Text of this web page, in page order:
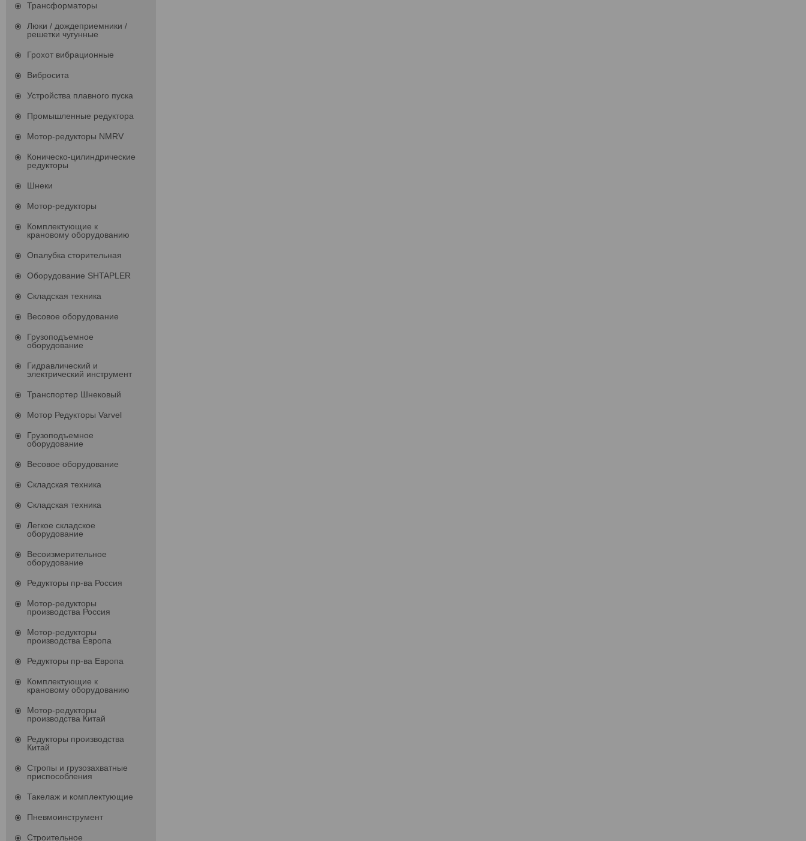
Трансформаторы
Люки / дождеприемники /
решетки чугунные
Грохот вибрационные
Вибросита
Устройства плавного пуска
Промышленные редуктора
Мотор-редукторы NMRV
Коническо-цилиндрические
редукторы
Шнеки
Мотор-редукторы
Комплектующие к
крановому оборудованию
Опалубка сторительная
Оборудование SHTAPLER
Складская техника
Весовое оборудование
Грузоподъемное
оборудование
Гидравлический и
электрический инструмент
Транспортер Шнековый
Мотор Редукторы Varvel
Грузоподъемное
оборудование
Весовое оборудование
Складская техника
Складская техника
Легкое складское
оборудование
Весоизмерительное
оборудование
Редукторы пр-ва Россия
Мотор-редукторы
производства Россия
Мотор-редукторы
производства Европа
Редукторы пр-ва Европа
Комплектующие к
крановому оборудованию
Мотор-редукторы
производства Китай
Редукторы производства
Китай
Стропы и грузозахватные
приспособления
Такелаж и комплектующие
Пневмоинструмент
Строительное